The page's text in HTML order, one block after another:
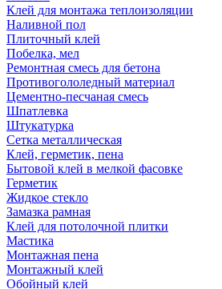
Клей для монтажа теплоизоляции
Наливной пол
Плиточный клей
Побелка, мел
Ремонтная смесь для бетона
Противогололедный материал
Цементно-песчаная смесь
Шпатлевка
Штукатурка
Сетка металлическая
Клей, герметик, пена
Бытовой клей в мелкой фасовке
Герметик
Жидкое стекло
Замазка рамная
Клей для потолочной плитки
Мастика
Монтажная пена
Монтажный клей
Обойный клей